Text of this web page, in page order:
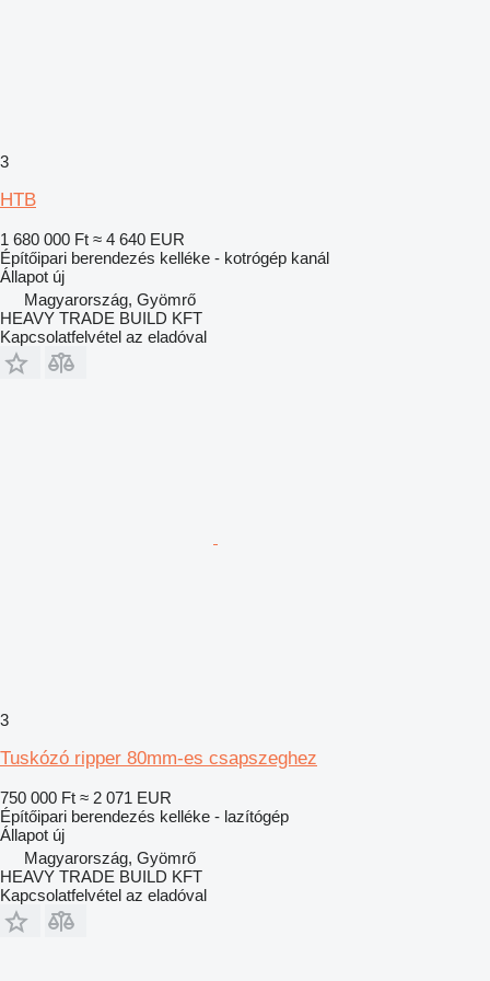
3
HTB
1 680 000 Ft ≈ 4 640 EUR
Építőipari berendezés kelléke - kotrógép kanál
Állapot új
Magyarország, Gyömrő
HEAVY TRADE BUILD KFT
Kapcsolatfelvétel az eladóval
3
Tuskózó ripper 80mm-es csapszeghez
750 000 Ft ≈ 2 071 EUR
Építőipari berendezés kelléke - lazítógép
Állapot új
Magyarország, Gyömrő
HEAVY TRADE BUILD KFT
Kapcsolatfelvétel az eladóval